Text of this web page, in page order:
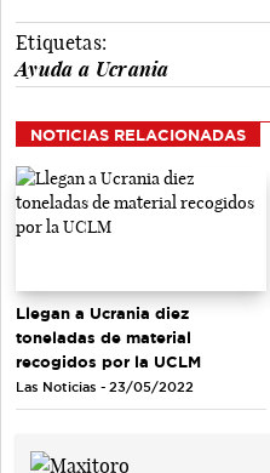
Etiquetas:
Ayuda a Ucrania
NOTICIAS RELACIONADAS
Llegan a Ucrania diez
toneladas de material
recogidos por la UCLM
Las Noticias - 23/05/2022